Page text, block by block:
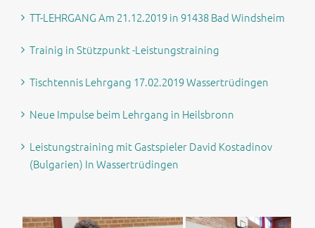
TT-LEHRGANG Am 21.12.2019 in 91438 Bad Windsheim
Trainig in Stützpunkt -Leistungstraining
Tischtennis Lehrgang 17.02.2019 Wassertrüdingen
Neue Impulse beim Lehrgang in Heilsbronn
Leistungstraining mit Gastspieler David Kostadinov
(Bulgarien) In Wassertrüdingen